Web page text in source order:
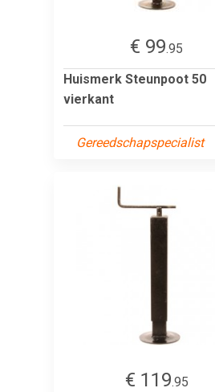
€ 99.95
Huismerk Steunpoot 50
vierkant
Gereedschapspecialist
€ 119.95